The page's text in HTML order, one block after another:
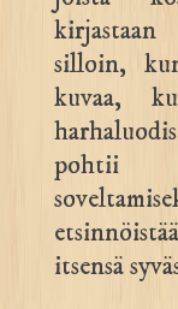
silloin,
kuvaa,
pohtii
itsensä